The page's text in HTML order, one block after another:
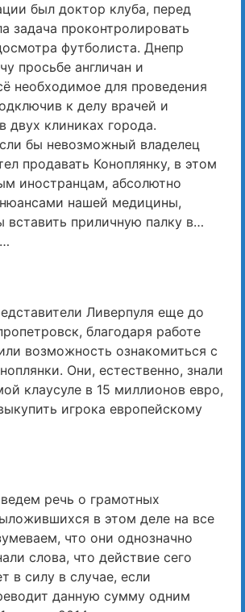
был доктор клуба, перед
задача проконтролировать
футболиста. Днепр
просьбе англичан и
необходимое для проведения
к делу врачей и
двух клиниках города.
бы невозможный владелец
продавать Коноплянку, в этом
иностранцам, абсолютно
нашей медицины,
приличную палку в…
Ливерпуля еще до
благодаря работе
возможность ознакомиться с
Они, естественно, знали
клаусуле в 15 миллионов евро,
игрока европейскому
речь о грамотных
в этом деле на все
что они однозначно
слова, что действие сего
в силу в случае, если
данную сумму одним